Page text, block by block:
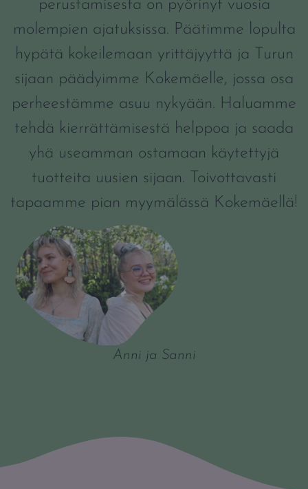
perustamisesta on pyörinyt vuosia
molempien ajatuksissa. Päätimme lopulta
hypätä kokeilemaan yrittäjyyttä ja Turun
sijaan päädyimme Kokemäelle, jossa osa
perheestämme asuu nykyään. Haluamme
tehdä kierrättämisestä helppoa ja saada
yhä useamman ostamaan käytettyjä
tuotteita uusien sijaan. Toivottavasti
tapaamme pian myymälässä Kokemäellä!
Anni ja Sanni